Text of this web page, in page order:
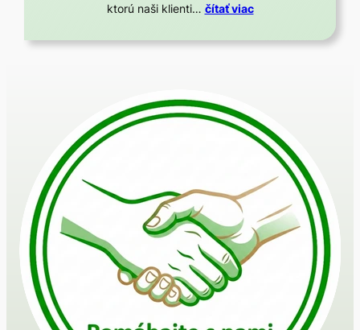
ktorú naši klienti… čítať viac